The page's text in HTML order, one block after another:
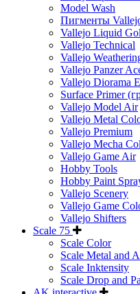
Model Wash
Пигменты
Vallejo Liquid
Vallejo Technical
Vallejo
Vallejo Panzer
Vallejo Diorama
Surface Primer
Vallejo Model Air
Vallejo Metal
Vallejo Premium
Vallejo Mecha
Vallejo Game Air
Hobby Tools
Hobby Paint
Vallejo Scenery
Vallejo Game
Vallejo Shifters
Scale 75
Scale Color
Scale Metal and
Scale Inktensity
Scale Drop and